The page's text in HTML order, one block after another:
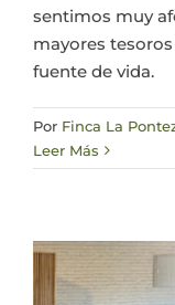
sentimos muy
mayores
fuente de vida.
Por Finca La
Leer Más